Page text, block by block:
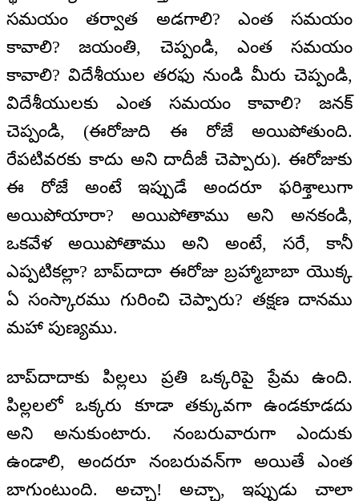
సమయం తర్వాత అడగాలి? ఎంత సమయం
కావాలి? జయంతి, చెప్పండి, ఎంత సమయం
కావాలి? విదేశీయుల తరఫు నుండి మీరు చెప్పండి,
విదేశీయులకు ఎంత సమయం కావాలి? జనక్
చెప్పండి, (ఈరోజుది ఈ రోజే అయిపోతుంది.
రేపటివరకు కాదు అని దాదీజీ చెప్పారు). ఈరోజుకు
ఈ రోజే అంటే ఇప్పుడే అందరూ ఫరిశ్తాలుగా
అయిపోయారా? అయిపోతాము అని అనకండి,
ఒకవేళ అయిపోతాము అని అంటే, సరే, కానీ
ఎప్పటికల్లా? బాప్‌దాదా ఈరోజు బ్రహ్మాబాబా యొక్క
ఏ సంస్కారము గురించి చెప్పారు? తక్షణ దానము
మహా పుణ్యము.
బాప్‌దాదాకు పిల్లలు ప్రతి ఒక్కరిపై ప్రేమ ఉంది.
పిల్లలలో ఒక్కరు కూడా తక్కువగా ఉండకూడదు
అని అనుకుంటారు. నంబరువారుగా ఎందుకు
ఉండాలి, అందరూ నంబరువన్‌గా అయితే ఎంత
బాగుంటుంది. అచ్ఛా! అచ్ఛా, ఇప్పుడు చాలా